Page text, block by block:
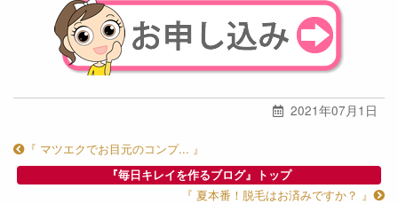
2021年07月1日
『 マツエクでお目元のコンプ... 』
『毎日キレイを作るブログ』トップ
『 夏本番！脱毛はお済みですか？ 』